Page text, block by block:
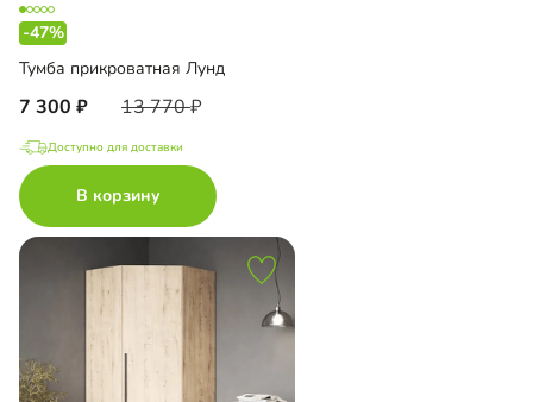
-47%
Тумба прикроватная Лунд
7 300 13 770
Доступно для доставки
В корзину